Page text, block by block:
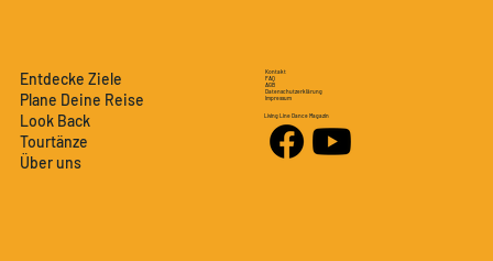
Entdecke Ziele
Plane Deine Reise
Look Back
Tourtänze
Über uns
Kontakt
FAQ
AGB
Datenschutzerklärung
Impressum
Living Line Dance Magazin